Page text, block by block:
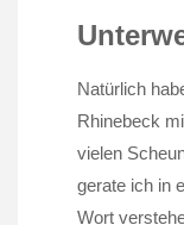
Natürlich
Rhinebeck
vielen
gerate ich in
Wort